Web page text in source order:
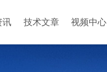
讯 技术文章 视频中心